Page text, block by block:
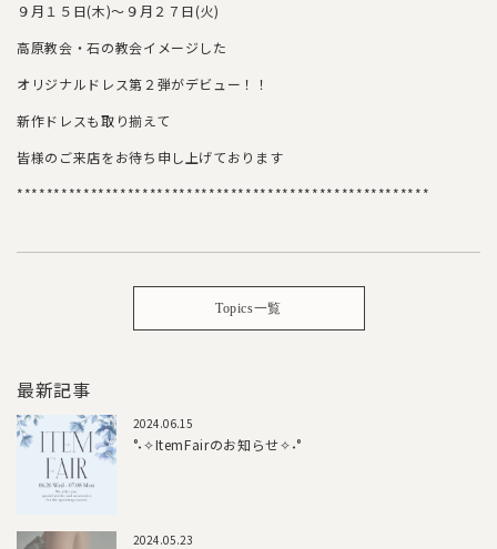
９月１５日(木)～９月２７日(火)
高原教会・石の教会イメージした
オリジナルドレス第２弾がデビュー！！
新作ドレスも取り揃えて
皆様のご来店をお待ち申し上げております
********************************************************
Topics一覧
最新記事
2024.06.15
°˖✧ItemFairのお知らせ✧˖°
2024.05.23